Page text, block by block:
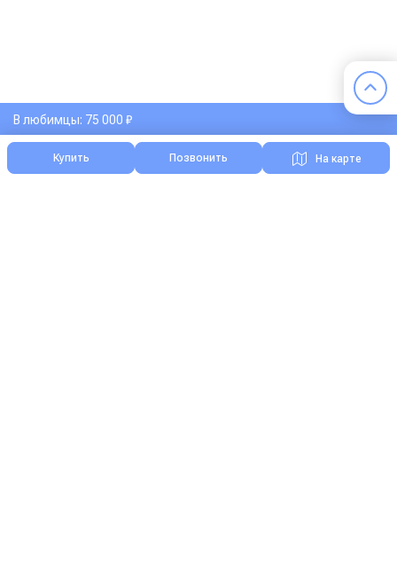
В любимцы: 75 000 ₽
Купить Позвонить На карте